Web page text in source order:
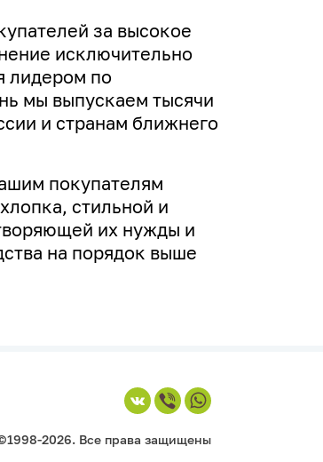
за высокое
исключительно
лидером по
мы выпускаем тысячи
и странам ближнего
покупателям
стильной и
их нужды и
на порядок выше
2026. Все права защищены